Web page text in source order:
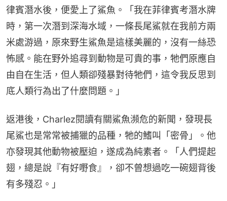
律賓潛水後，便愛上了鯊魚。「我在菲律賓考潛水牌
時，第一次潛到深海水域，一條長尾鯊就在我前方兩
米處游過，原來野生鯊魚是這樣美麗的，沒有一絲恐
怖感。能在野外追尋到動物是可貴的事，牠們原應自
由自在生活，但人類卻殘暴對待牠們，這令我反思到
底人類行為出了什麼問題。」
返港後，Charlez閱讀有關鯊魚瀕危的新聞，發現長
尾鯊也是常常被捕獵的品種，牠的鰭叫「密骨」。他
亦發現其他動物被壓迫，遂成為純素者。「人們提起
翅，總是說『有好嘢食』，卻不曾想過吃一碗翅背後
有多殘忍。」